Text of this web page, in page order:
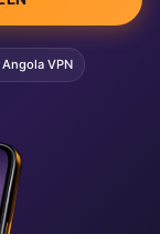
VPN